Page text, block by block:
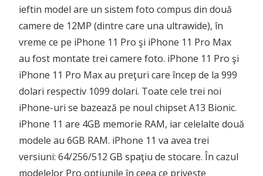
ieftin model are un sistem foto compus din două
camere de 12MP (dintre care una ultrawide), în
vreme ce pe iPhone 11 Pro şi iPhone 11 Pro Max
au fost montate trei camere foto. iPhone 11 Pro şi
iPhone 11 Pro Max au preţuri care încep de la 999
dolari respectiv 1099 dolari. Toate cele trei noi
iPhone-uri se bazează pe noul chipset A13 Bionic.
iPhone 11 are 4GB memorie RAM, iar celelalte două
modele au 6GB RAM. iPhone 11 va avea trei
versiuni: 64/256/512 GB spaţiu de stocare. În cazul
modelelor Pro opţiunile în ceea ce priveşte